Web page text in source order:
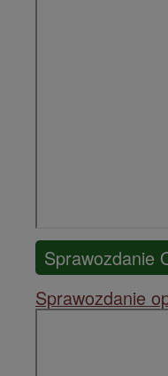
Sprawozdanie
Sprawozdanie